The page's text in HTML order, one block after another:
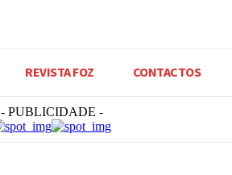
REVISTA FOZ CONTACTOS
- PUBLICIDADE -